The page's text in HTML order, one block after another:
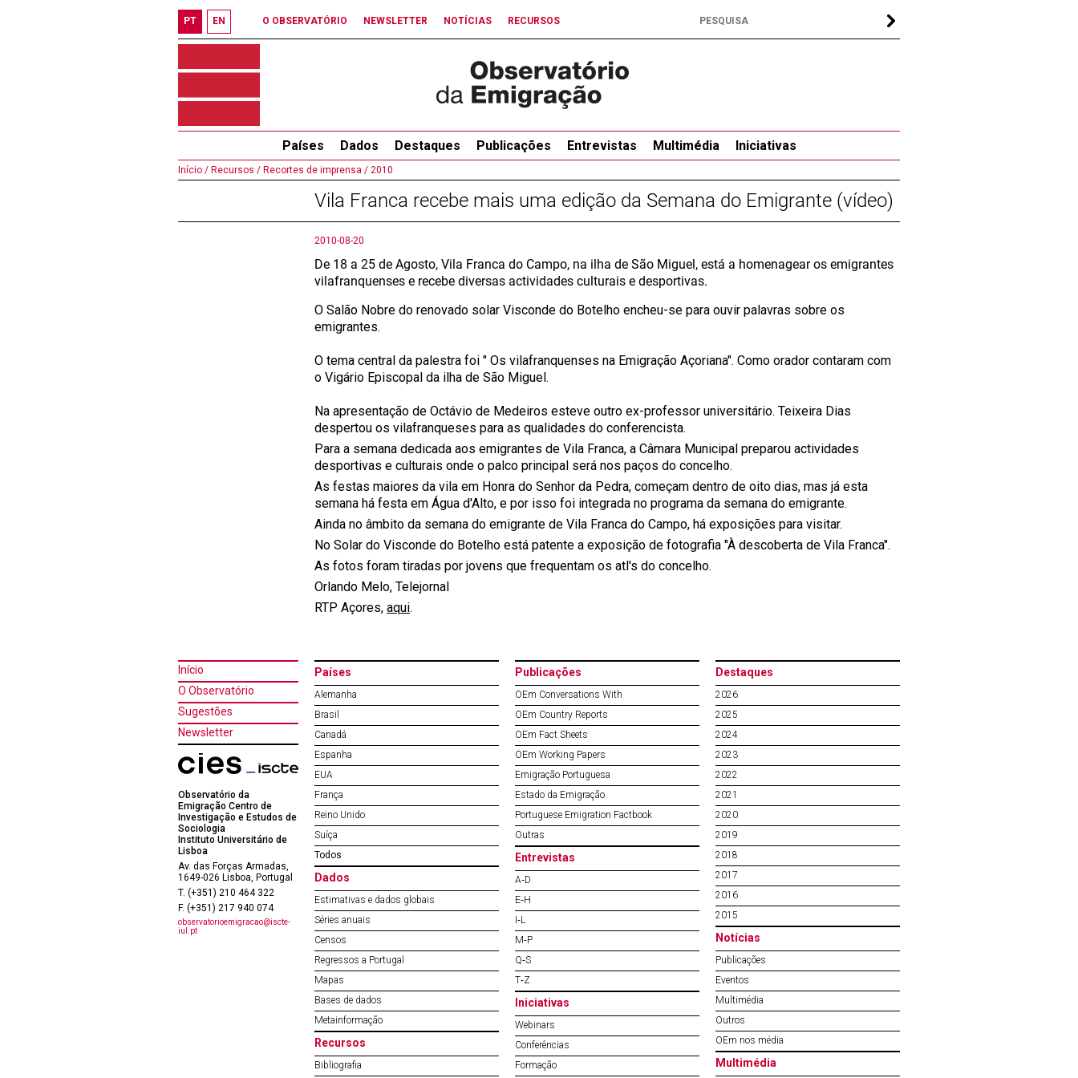
PT EN O OBSERVATÓRIO NEWSLETTER NOTÍCIAS RECURSOS
Países Dados Destaques Publicações Entrevistas Multimédia Iniciativas
Início / Recursos / Recortes de imprensa / 2010
Vila Franca recebe mais uma edição da Semana do Emigrante (vídeo)
2010-08-20
De 18 a 25 de Agosto, Vila Franca do Campo, na ilha de São Miguel, está a homenagear os emigrantes
vilafranquenses e recebe diversas actividades culturais e desportivas.
O Salão Nobre do renovado solar Visconde do Botelho encheu-se para ouvir palavras sobre os
emigrantes.
O tema central da palestra foi " Os vilafranquenses na Emigração Açoriana". Como orador contaram com
o Vigário Episcopal da ilha de São Miguel.
Na apresentação de Octávio de Medeiros esteve outro ex-professor universitário. Teixeira Dias
despertou os vilafranqueses para as qualidades do conferencista.
Para a semana dedicada aos emigrantes de Vila Franca, a Câmara Municipal preparou actividades
desportivas e culturais onde o palco principal será nos paços do concelho.
As festas maiores da vila em Honra do Senhor da Pedra, começam dentro de oito dias, mas já esta
semana há festa em Água d'Alto, e por isso foi integrada no programa da semana do emigrante.
Ainda no âmbito da semana do emigrante de Vila Franca do Campo, há exposições para visitar.
No Solar do Visconde do Botelho está patente a exposição de fotografia "À descoberta de Vila Franca".
As fotos foram tiradas por jovens que frequentam os atl's do concelho.
Orlando Melo, Telejornal
RTP Açores, aqui.
Início
O Observatório
Sugestões
Newsletter
Observatório da
Emigração Centro de
Investigação e Estudos de
Sociologia
Instituto Universitário de
Lisboa
Av. das Forças Armadas,
1649-026 Lisboa, Portugal
T. (+351) 210 464 322
F. (+351) 217 940 074
observatorioemigracao@iscte-
iul.pt
Países
Alemanha
Brasil
Canadá
Espanha
EUA
França
Reino Unido
Suíça
Todos
Dados
Estimativas e dados globais
Séries anuais
Censos
Regressos a Portugal
Mapas
Bases de dados
Metainformação
Recursos
Bibliografia
Publicações
OEm Conversations With
OEm Country Reports
OEm Fact Sheets
OEm Working Papers
Emigração Portuguesa
Estado da Emigração
Portuguese Emigration Factbook
Outras
Entrevistas
A‐D
E‐H
I‐L
M‐P
Q‐S
T‐Z
Iniciativas
Webinars
Conferências
Formação
Destaques
2026
2025
2024
2023
2022
2021
2020
2019
2018
2017
2016
2015
Notícias
Publicações
Eventos
Multimédia
Outros
OEm nos média
Multimédia